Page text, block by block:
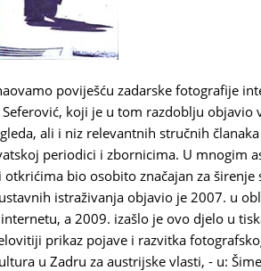
poviješću zadarske fotografije
koji je u tom razdoblju objavio
ali i niz relevantnih stručnih
periodici i zbornicima. U mnogim
bio osobito značajan za širenje
istraživanja objavio je 2007. u
a 2009. izašlo je ovo djelo u
prikaz pojave i razvitka
u Zadru za austrijske vlasti, - u: